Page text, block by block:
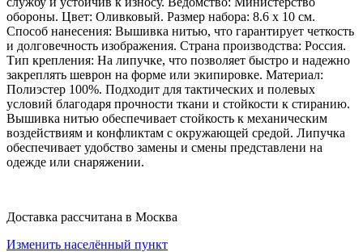
обороны. Цвет: Оливковый. Размер набора: 8.6 x 10 см.
Способ нанесения: Вышивка нитью, что гарантирует четкость
и долговечность изображения. Страна производства: Россия.
Тип крепления: На липучке, что позволяет быстро и надежно
закреплять шеврон на форме или экипировке. Материал:
Полиэстер 100%. Подходит для тактических и полевых
условий благодаря прочности ткани и стойкости к стиранию.
Вышивка нитью обеспечивает стойкость к механическим
воздействиям и конфликтам с окружающей средой. Липучка
обеспечивает удобство замены и смены представлени на
одежде или снаряжении.
Доставка рассчитана в Москва
Изменить населённый пункт